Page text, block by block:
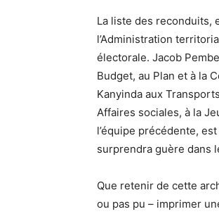
La liste des reconduits,
l’Administration
électorale. Jacob
Budget, au Plan et à la
Kanyinda aux
Affaires sociales, à la
l’équipe précédente,
surprendra guère dans
Que retenir de cette
ou pas pu – imprimer